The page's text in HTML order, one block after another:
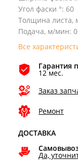
Угол фаски °: 60
Толщина листа,
Подача, м/мин:
Все
Гарантия
12 мес.
Заказ
Ремонт
ДОСТАВКА
Да,